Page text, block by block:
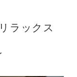
ラックス